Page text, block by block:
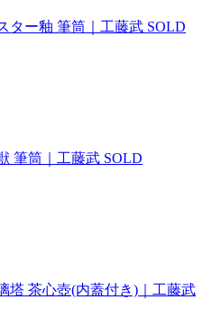
ター釉 筆筒｜工藤武 SOLD
筆筒｜工藤武 SOLD
塔 茶心壺(内蓋付き)｜工藤武